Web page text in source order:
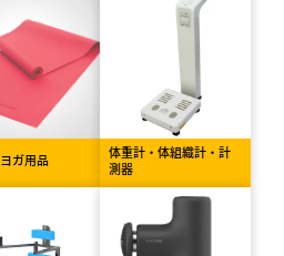
ヨガ用品
体重計・体組織計・計
測器